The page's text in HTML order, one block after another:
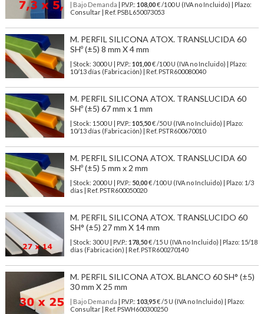
| Bajo Demanda | P.V.P.: 108,00€ /100 U (IVA no Incluido) | Plazo:
Consultar | Ref. PSBL650073053
M. PERFIL SILICONA ATOX. TRANSLUCIDA 60
SHº (±5) 8 mm X 4 mm
| Stock: 3000 U | P.V.P.: 101,00€/100 U (IVA no Incluido)
| Plazo:
10/13 días (Fabricación) | Ref. PSTR600080040
M. PERFIL SILICONA ATOX. TRANSLUCIDA 60
SHº (±5) 67 mm x 1 mm
| Stock: 1500 U | P.V.P.: 105,50€/50 U (IVA no Incluido)
| Plazo:
10/13 días (Fabricación) | Ref. PSTR600670010
M. PERFIL SILICONA ATOX. TRANSLUCIDA 60
SHº (±5) 5 mm x 2 mm
| Stock: 2000 U | P.V.P.: 50,00€/100 U (IVA no Incluido)
| Plazo: 1/3
días | Ref. PSTR600050020
M. PERFIL SILICONA ATOX. TRANSLUCIDO 60
SH° (±5) 27 mm X 14 mm
| Stock: 300 U | P.V.P.: 178,50€/15 U (IVA no Incluido)
| Plazo: 15/18
días (Fabricación) | Ref. PSTR600270140
M. PERFIL SILICONA ATOX. BLANCO 60 SH° (±5)
30 mm X 25 mm
| Bajo Demanda | P.V.P.: 103,95€ /5 U (IVA no Incluido) | Plazo:
Consultar | Ref. PSWH600300250